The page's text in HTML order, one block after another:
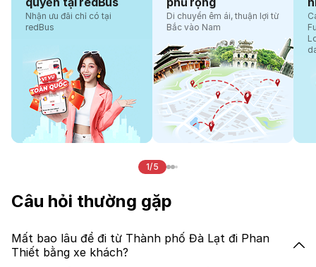
Nhận ưu đãi chỉ có tại
redBus
Di chuyển êm ái, thuận lợi từ
Bắc vào Nam
1/5
Câu hỏi thường gặp
Mất bao lâu để đi từ Thành phố Đà Lạt đi Phan
Thiết bằng xe khách?